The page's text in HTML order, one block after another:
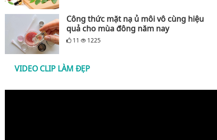
Công thức mặt nạ ủ môi vô cùng hiệu
quả cho mùa đông năm nay
11 1225
VIDEO CLIP LÀM ĐẸP